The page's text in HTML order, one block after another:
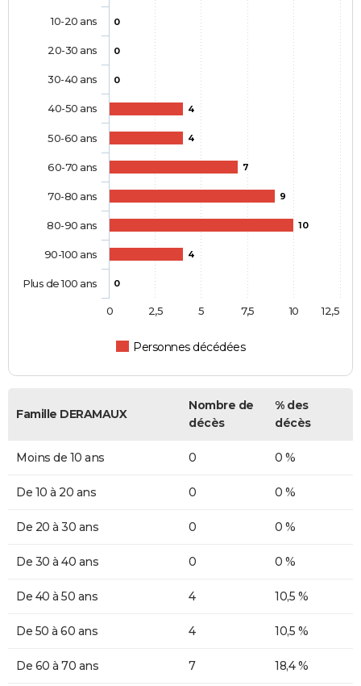
0
0
0
4
4
7
9
10
4
0
Personnes décédées
10-20 ans
20-30 ans
30-40 ans
40-50 ans
50-60 ans
60-70 ans
70-80 ans
80-90 ans
90-100 ans
Plus de 100 ans
0 10
2,5 5 7,5 12,5
Famille DERAMAUX
Nombre de
décès
% des
décès
Moins de 10 ans 0 0 %
De 10 à 20 ans 0 0 %
De 20 à 30 ans 0 0 %
De 30 à 40 ans 0 0 %
De 40 à 50 ans 4 10,5 %
De 50 à 60 ans 4 10,5 %
De 60 à 70 ans 7 18,4 %